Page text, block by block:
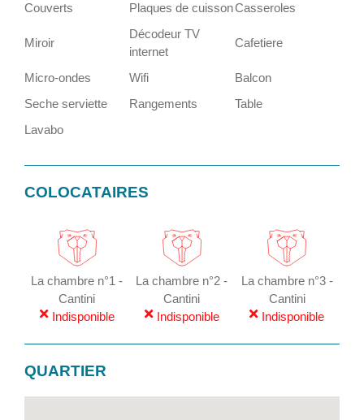
Couverts
Plaques de cuissonCasseroles
Miroir
Décodeur TV
internet
Cafetiere
Micro-ondes Wifi
Balcon
Seche serviette
Rangements
Table
Lavabo
COLOCATAIRES
La chambre n°1 -
Cantini
Indisponible
La chambre n°2 -
Cantini
Indisponible
La chambre n°3 -
Cantini
Indisponible
QUARTIER